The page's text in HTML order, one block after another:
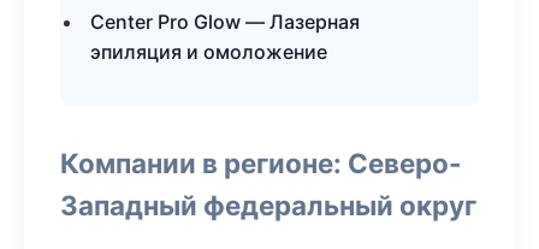
Center Pro Glow — Лазерная
эпиляция и омоложение
Компании в регионе: Северо-
Западный федеральный округ